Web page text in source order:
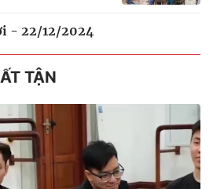
- 22/12/2024
TẬN